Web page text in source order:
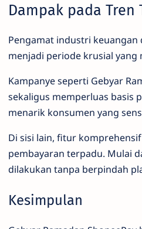
Dampak pada Tren
Pengamat industri keuangan
menjadi periode krusial
Kampanye seperti Gebyar
sekaligus memperluas basis
menarik konsumen yang
Di sisi lain, fitur
pembayaran terpadu. Mulai
dilakukan tanpa berpindah
Kesimpulan